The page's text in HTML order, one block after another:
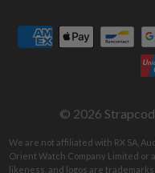
© 2026
We are not affiliated with RX SA,
Orient Watch Company Limited or
likeness, and logos are